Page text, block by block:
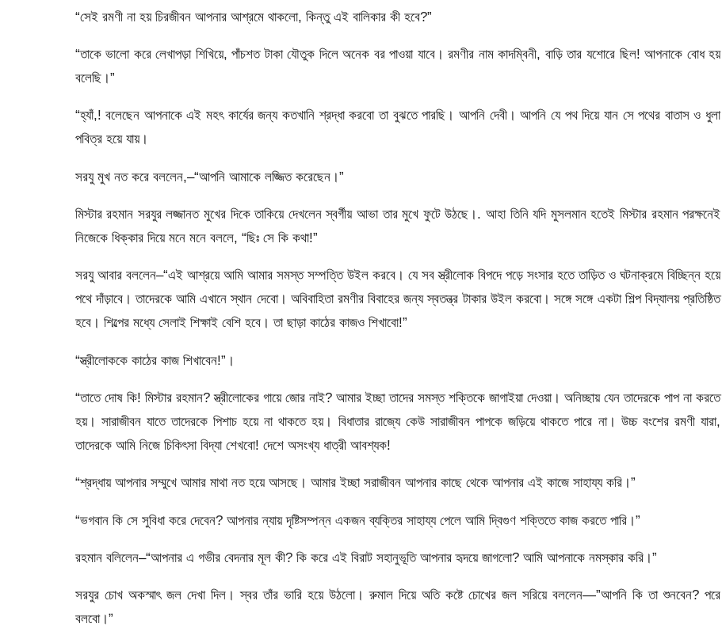
“সেই রমণী না হয় চিরজীবন আপনার আশ্রমে থাকলো, কিন্তু এই বালিকার কী হবে?”
“তাকে ভালো করে লেখাপড়া শিখিয়ে, পাঁচশত টাকা যৌতুক দিলে অনেক বর পাওয়া যাবে। রমণীর নাম কাদম্বিনী, বাড়ি তার যশোরে ছিল! আপনাকে বোধ হয়
বলেছি।”
“হ্যাঁ,! বলেছেন আপনাকে এই মহৎ কার্যের জন্য কতখানি শ্রদ্ধা করবো তা বুঝতে পারছি। আপনি দেবী। আপনি যে পথ দিয়ে যান সে পথের বাতাস ও ধুলা
পবিত্র হয়ে যায়।
সরযু মুখ নত করে বললেন,–“আপনি আমাকে লজ্জিত করেছেন।”
মিস্টার রহমান সরযুর লজ্জানত মুখের দিকে তাকিয়ে দেখলেন স্বর্গীয় আভা তার মুখে ফুটে উঠছে।. আহা তিনি যদি মুসলমান হতেই মিস্টার রহমান পরক্ষনেই
নিজেকে ধিক্কার দিয়ে মনে মনে বললে, “ছিঃ সে কি কথা!”
সরযু আবার বললেন–“এই আশ্রয়ে আমি আমার সমস্ত সম্পত্তি উইল করবে। যে সব স্ত্রীলোক বিপদে পড়ে সংসার হতে তাড়িত ও ঘটনাক্রমে বিচ্ছিন্ন হয়ে
পথে দাঁড়াবে। তাদেরকে আমি এখানে স্থান দেবো। অবিবাহিতা রমণীর বিবাহের জন্য স্বতন্ত্র টাকার উইল করবো। সঙ্গে সঙ্গে একটা শিল্প বিদ্যালয় প্রতিষ্ঠিত
হবে। শিল্পের মধ্যে সেলাই শিক্ষাই বেশি হবে। তা ছাড়া কাঠের কাজও শিখাবো!”
“স্ত্রীলোককে কাঠের কাজ শিখাবেন!”।
“তাতে দোষ কি! মিস্টার রহমান? স্ত্রীলোকের গায়ে জোর নাই? আমার ইচ্ছা তাদের সমস্ত শক্তিকে জাগাইয়া দেওয়া। অনিচ্ছায় যেন তাদেরকে পাপ না করতে
হয়। সারাজীবন যাতে তাদেরকে পিশাচ হয়ে না থাকতে হয়। বিধাতার রাজ্যে কেউ সারাজীবন পাপকে জড়িয়ে থাকতে পারে না। উচ্চ বংশের রমণী যারা,
তাদেরকে আমি নিজে চিকিৎসা বিদ্যা শেখবো! দেশে অসংখ্য ধাত্রী আবশ্যক!
“শ্রদ্ধায় আপনার সম্মুখে আমার মাথা নত হয়ে আসছে। আমার ইচ্ছা সরাজীবন আপনার কাছে থেকে আপনার এই কাজে সাহায্য করি।”
“ভগবান কি সে সুবিধা করে দেবেন? আপনার ন্যায় দৃষ্টিসম্পন্ন একজন ব্যক্তির সাহায্য পেলে আমি দ্বিগুণ শক্তিতে কাজ করতে পারি।”
রহমান বলিলেন–“আপনার এ গভীর বেদনার মূল কী? কি করে এই বিরাট সহানুভূতি আপনার হৃদয়ে জাগলো? আমি আপনাকে নমস্কার করি।”
সরযুর চোখ অকস্মাৎ জল দেখা দিল। স্বর তাঁর ভারি হয়ে উঠলো। রুমাল দিয়ে অতি কষ্টে চোখের জল সরিয়ে বললেন—”আপনি কি তা শুনবেন? পরে
বলবো।”